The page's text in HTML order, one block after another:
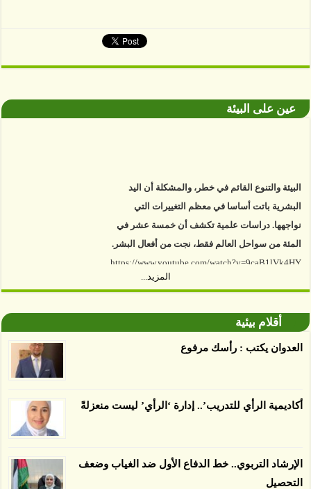
عين على البيئة
البيئة والتنوع القائم في خطر، والمشكلة أن اليد
البشرية باتت أساسا في معظم التغييرات التي
نواجهها. دراسات علمية تكشف أن خمسة عشر في
المئة من سواحل العالم فقط، نجت من أفعال البشر.
https://www.youtube.com/watch?v=9caB1lVk4HY
توصل العلماء إلى أن غابات زيت النخيل التي تم
اعتمادها على أنها مستدامة تدمرت بشكل أسرع من
الأرض غير المعتمدة، وذلك حسب دراسة كشفت
الغطاء عن أي ادعاءات تقول بأن الزيت يمكن ألا
صديقة للبيئة 38 في المئة من زراعتها منذ عام 2007،
المزيد...
أقلام بيئية
العدوان يكتب : رأسك مرفوع
أكاديمية الرأي للتدريب’.. إدارة ‘الرأي’ ليست منعزلةً
الإرشاد التربوي.. خط الدفاع الأول ضد الغياب وضعف
التحصيل